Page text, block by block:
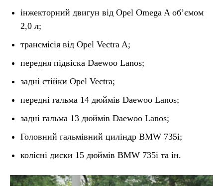
інжекторний двигун від Opel Omega A об’ємом
2,0 л;
трансмісія від Opel Vectra A;
передня підвіска Daewoo Lanos;
задні стійки Opel Vectra;
передні гальма 14 дюймів Daewoo Lanos;
задні гальма 13 дюймів Daewoo Lanos;
Головний гальмівний циліндр BMW 735i;
колісні диски 15 дюймів BMW 735i та ін.